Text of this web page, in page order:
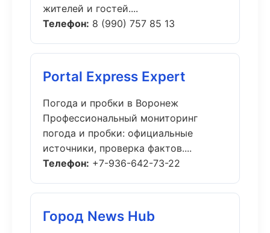
жителей и гостей....
Телефон: 8 (990) 757 85 13
Portal Express Expert
Погода и пробки в Воронеж
Профессиональный мониторинг
погода и пробки: официальные
источники, проверка фактов....
Телефон: +7-936-642-73-22
Город News Hub